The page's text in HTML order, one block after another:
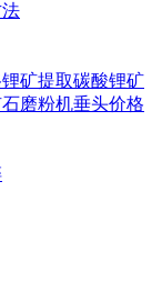
矿提取碳酸锂矿
磨粉机垂头价格